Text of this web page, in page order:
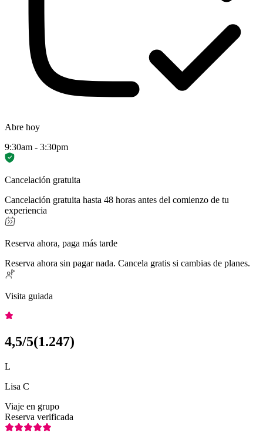
Abre hoy
9:30am - 3:30pm
Cancelación gratuita
Cancelación gratuita hasta 48 horas antes del comienzo de tu
experiencia
Reserva ahora, paga más tarde
Reserva ahora sin pagar nada. Cancela gratis si cambias de planes.
Visita guiada
4,5/5(1.247)
L
Lisa C
Viaje en grupo
Reserva verificada